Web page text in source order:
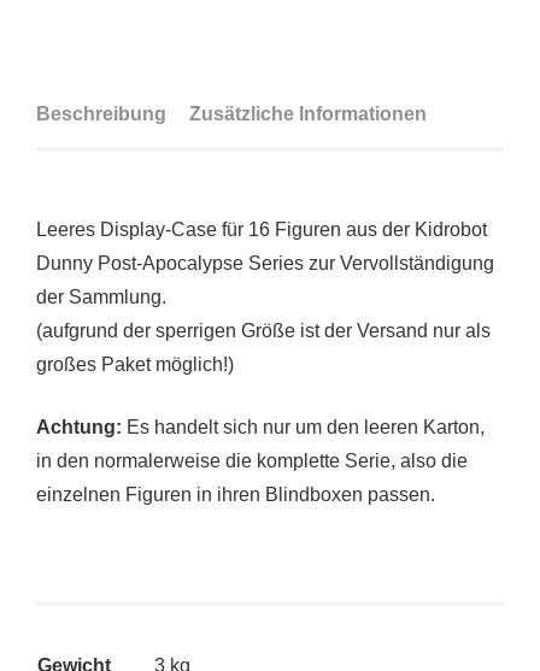
Beschreibung Zusätzliche Informationen
Leeres Display-Case für 16 Figuren aus der Kidrobot
Dunny Post-Apocalypse Series zur Vervollständigung
der Sammlung.
(aufgrund der sperrigen Größe ist der Versand nur als
großes Paket möglich!)
Achtung: Es handelt sich nur um den leeren Karton,
in den normalerweise die komplette Serie, also die
einzelnen Figuren in ihren Blindboxen passen.
Gewicht 3 kg